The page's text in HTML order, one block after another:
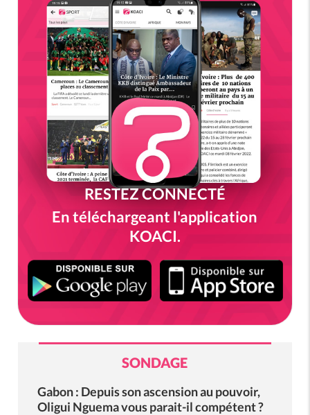
RESTEZ CONNECTÉ
En téléchargeant l'application
KOACI.
SONDAGE
Gabon : Depuis son ascension au pouvoir,
Oligui Nguema vous parait-il compétent ?